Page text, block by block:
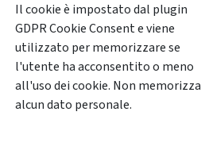
Il cookie è impostato dal plugin
GDPR Cookie Consent e viene
utilizzato per memorizzare se
l'utente ha acconsentito o meno
all'uso dei cookie. Non memorizza
alcun dato personale.